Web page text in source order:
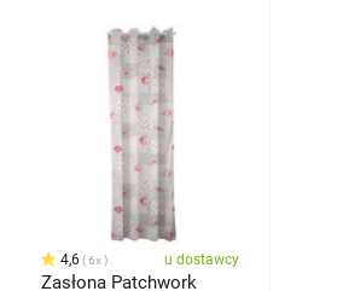
4,6 6x u dostawcy
Zasłona Patchwork